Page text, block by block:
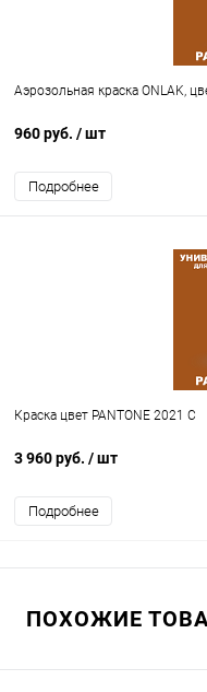
Аэрозольная краска ONLAK,
960 руб. / шт
Подробнее
Краска цвет PANTONE 2021 C
3 960 руб. / шт
Подробнее
ПОХОЖИЕ